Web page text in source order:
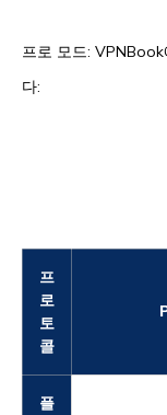
프로 모드:
다:
프
로
토
콜
플